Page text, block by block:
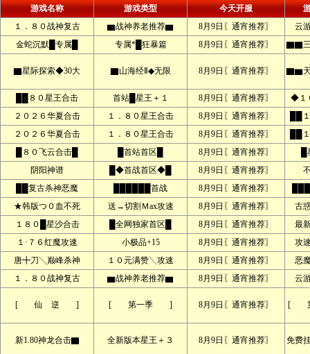
游戏名称 游戏类型 今天开服
１．８０战神复古
▆战神养老推荐▆ 8月9日〖通宵推荐〗
云
金蛇沉默█专属█
专属*█狂暴篇 8月9日〖通宵推荐〗 ▇▇
▇星际探索◆30大 ▇山海经Ⅱ◆无限 8月9日〖通宵推荐〗 ▇▆
██８０星王合击 首站█星王＋１ 8月9日〖通宵推荐〗
◆１
２０２６华夏合击
１．８０星王合击 8月9日〖通宵推荐〗
██
２０２６华夏合击
１．８０星王合击 8月9日〖通宵推荐〗
██
█８０飞云合击█
█首站首区█ 8月9日〖通宵推荐〗
阴阳神谱
█◆首战首区◆█ 8月9日〖通宵推荐〗
██复古杀神恶魔
██████首战 8月9日〖通宵推荐〗
★韩版つ０血不死
送→切割Ｍax攻速 8月9日〖通宵推荐〗
古
１８０█星沙合击
█全网独家首区█ 8月9日〖通宵推荐〗
最
１·７６红魔攻速
小极品+15 8月9日〖通宵推荐〗
攻
唐╋刀╲巅峰杀神
１０元满赞╲攻速 8月9日〖通宵推荐〗
恶
１．８０战神复古
▆战神养老推荐▆ 8月9日〖通宵推荐〗 云
[ 仙 逆 ] [ 第一季 ] 8月9日〖通宵推荐〗 [
新1.80神龙合击▇ 全新版本星王＋３ 8月9日〖通宵推荐〗 免费